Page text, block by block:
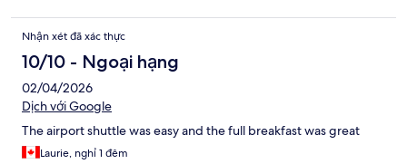
Nhận xét đã xác thực
10/10 - Ngoại hạng
02/04/2026
Dịch với Google
The airport shuttle was easy and the full breakfast was great
Laurie, nghỉ 1 đêm